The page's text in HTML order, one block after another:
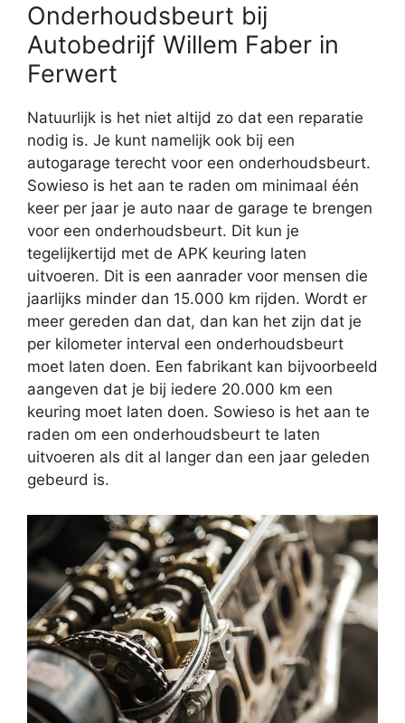
Onderhoudsbeurt bij
Autobedrijf Willem Faber in
Ferwert
Natuurlijk is het niet altijd zo dat een reparatie
nodig is. Je kunt namelijk ook bij een
autogarage terecht voor een onderhoudsbeurt.
Sowieso is het aan te raden om minimaal één
keer per jaar je auto naar de garage te brengen
voor een onderhoudsbeurt. Dit kun je
tegelijkertijd met de APK keuring laten
uitvoeren. Dit is een aanrader voor mensen die
jaarlijks minder dan 15.000 km rijden. Wordt er
meer gereden dan dat, dan kan het zijn dat je
per kilometer interval een onderhoudsbeurt
moet laten doen. Een fabrikant kan bijvoorbeeld
aangeven dat je bij iedere 20.000 km een
keuring moet laten doen. Sowieso is het aan te
raden om een onderhoudsbeurt te laten
uitvoeren als dit al langer dan een jaar geleden
gebeurd is.